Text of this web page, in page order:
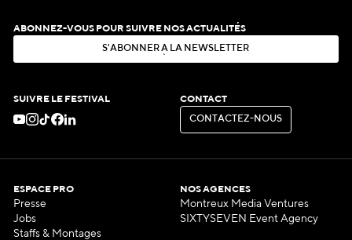
ABONNEZ-VOUS POUR SUIVRE NOS ACTUALITÉS
S'ABON N ER À LA N EWSLE ER
SUIVRE LE FESTIVAL CONTACT
CON ACT EZ-N OUS
CONTACTEZ-NOUS
ESPACE PRO
Presse
Jobs
Staffs & Montages
NOS AGENCES
Montreux Media Ventures
SIXTYSEVEN Event Agency